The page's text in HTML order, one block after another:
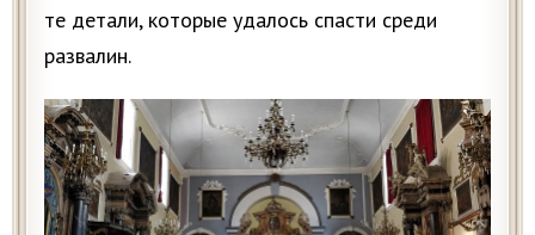
те детали, которые удалось спасти среди
развалин.